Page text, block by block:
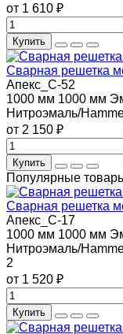
от 1 610 ₽
Купить
Сварная решетка
Апекс_С-52
1000 мм 1000 мм
Нитроэмаль/
от 2 150 ₽
Купить
Популярные
Сварная решетка
Апекс_С-17
1000 мм 1000 мм
Нитроэмаль/
2
от 1 520 ₽
Купить